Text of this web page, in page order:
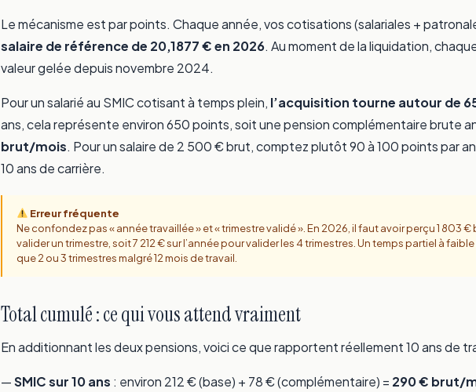
Le mécanisme est par points. Chaque année, vos cotisations (salariales +
salaire de référence de 20,1877 € en 2026. Au moment de la liquidation,
valeur gelée depuis novembre 2024.
Pour un salarié au SMIC cotisant à temps plein, l’acquisition tourne autour de
ans, cela représente environ 650 points, soit une pension complémentaire brute
brut/mois. Pour un salaire de 2 500 € brut, comptez plutôt 90 à 100 points par
10 ans de carrière.
Erreur fréquente
Ne confondez pas « année travaillée » et « trimestre validé ». En 2026, il faut avoir perçu 1 803
valider un trimestre, soit 7 212 € sur l’année pour valider les 4 trimestres. Un temps partiel à
que 2 ou 3 trimestres malgré 12 mois de travail.
Total cumulé : ce qui vous attend vraiment
En additionnant les deux pensions, voici ce que rapportent réellement 10 ans de
—SMIC sur 10 ans : environ 212 € (base) + 78 € (complémentaire) = 290 € brut/